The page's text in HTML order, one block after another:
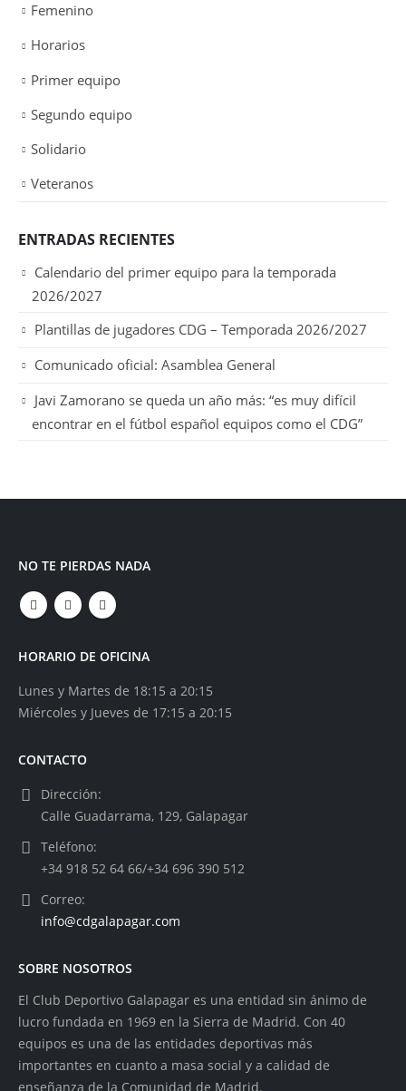
Femenino
Horarios
Primer equipo
Segundo equipo
Solidario
Veteranos
ENTRADAS RECIENTES
Calendario del primer equipo para la temporada
2026/2027
Plantillas de jugadores CDG – Temporada 2026/2027
Comunicado oficial: Asamblea General
Javi Zamorano se queda un año más: “es muy difícil
encontrar en el fútbol español equipos como el CDG”
NO TE PIERDAS NADA
HORARIO DE OFICINA
Lunes y Martes de 18:15 a 20:15
Miércoles y Jueves de 17:15 a 20:15
CONTACTO
Dirección:
Calle Guadarrama, 129, Galapagar
Teléfono:
+34 918 52 64 66/+34 696 390 512
Correo:
info@cdgalapagar.com
SOBRE NOSOTROS
El Club Deportivo Galapagar es una entidad sin ánimo de
lucro fundada en 1969 en la Sierra de Madrid. Con 40
equipos es una de las entidades deportivas más
importantes en cuanto a masa social y a calidad de
enseñanza de la Comunidad de Madrid.